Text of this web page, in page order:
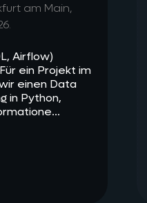
am Main,
Airflow)
ein Projekt im
einen Data
in Python,